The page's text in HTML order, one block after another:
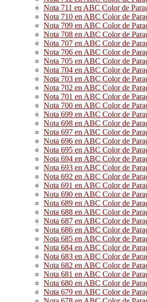
Nota 711 en ABC Color de
Nota 710 en ABC Color de
Nota 709 en ABC Color de
Nota 708 en ABC Color de
Nota 707 en ABC Color de
Nota 706 en ABC Color de
Nota 705 en ABC Color de
Nota 704 en ABC Color de
Nota 703 en ABC Color de
Nota 702 en ABC Color de
Nota 701 en ABC Color de
Nota 700 en ABC Color de
Nota 699 en ABC Color de
Nota 698 en ABC Color de
Nota 697 en ABC Color de
Nota 696 en ABC Color de
Nota 695 en ABC Color de
Nota 694 en ABC Color de
Nota 693 en ABC Color de
Nota 692 en ABC Color de
Nota 691 en ABC Color de
Nota 690 en ABC Color de
Nota 689 en ABC Color de
Nota 688 en ABC Color de
Nota 687 en ABC Color de
Nota 686 en ABC Color de
Nota 685 en ABC Color de
Nota 684 en ABC Color de
Nota 683 en ABC Color de
Nota 682 en ABC Color de
Nota 681 en ABC Color de
Nota 680 en ABC Color de
Nota 679 en ABC Color de